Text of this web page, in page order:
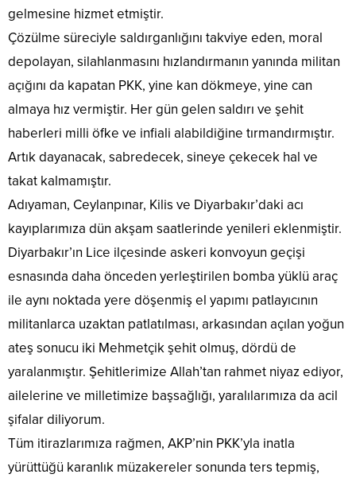
gelmesine hizmet etmiştir.
Çözülme süreciyle saldırganlığını takviye eden, moral
depolayan, silahlanmasını hızlandırmanın yanında militan
açığını da kapatan PKK, yine kan dökmeye, yine can
almaya hız vermiştir. Her gün gelen saldırı ve şehit
haberleri milli öfke ve infiali alabildiğine tırmandırmıştır.
Artık dayanacak, sabredecek, sineye çekecek hal ve
takat kalmamıştır.
Adıyaman, Ceylanpınar, Kilis ve Diyarbakır’daki acı
kayıplarımıza dün akşam saatlerinde yenileri eklenmiştir.
Diyarbakır’ın Lice ilçesinde askeri konvoyun geçişi
esnasında daha önceden yerleştirilen bomba yüklü araç
ile aynı noktada yere döşenmiş el yapımı patlayıcının
militanlarca uzaktan patlatılması, arkasından açılan yoğun
ateş sonucu iki Mehmetçik şehit olmuş, dördü de
yaralanmıştır. Şehitlerimize Allah’tan rahmet niyaz ediyor,
ailelerine ve milletimize başsağlığı, yaralılarımıza da acil
şifalar diliyorum.
Tüm itirazlarımıza rağmen, AKP’nin PKK’yla inatla
yürüttüğü karanlık müzakereler sonunda ters tepmiş,